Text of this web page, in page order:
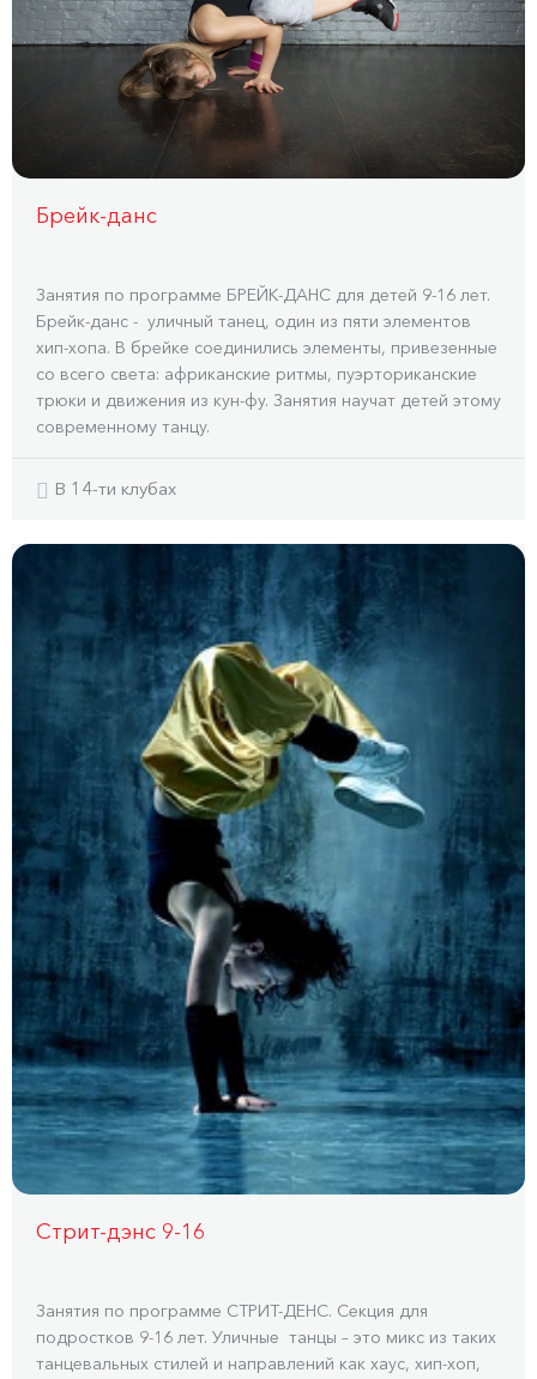
Брейк-данс
Занятия по программе БРЕЙК-ДАНС для детей 9-16 лет.
Брейк-данс - уличный танец, один из пяти элементов
хип-хопа. В брейке соединились элементы, привезенные
со всего света: африканские ритмы, пуэрториканские
трюки и движения из кун-фу. Занятия научат детей этому
современному танцу.
В 14-ти клубах
Стрит-дэнс 9-16
Занятия по программе СТРИТ-ДЕНС. Секция для
подростков 9-16 лет. Уличные танцы – это микс из таких
танцевальных стилей и направлений как хаус, хип-хоп,